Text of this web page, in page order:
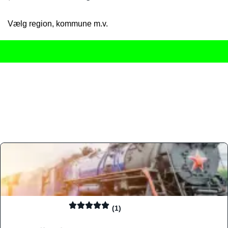
Vælg region, kommune m.v.
(1)